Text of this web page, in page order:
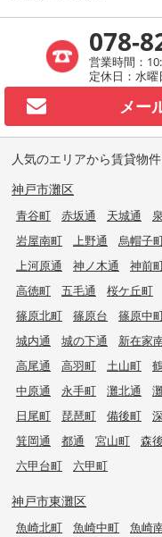
078-
営業時間：
定休日：水曜
メー
人気のエリアから賃貸物
神戸市灘区
青谷町 赤坂通 天城通
岩屋南町
上野通 烏帽子
上河原通
神ノ木通 神前
高徳町
五毛通 桜ケ丘町
篠原北町
篠原台 篠原中
城内通
城の下通 新在家
高尾通
高羽町 土山町
中原通
永手町 灘北通
日尾町
琵琶町 備後町
箕岡通
都通 宮山町 森
六甲台町
六甲町
神戸市東灘区
魚崎北町 魚崎中町 魚崎